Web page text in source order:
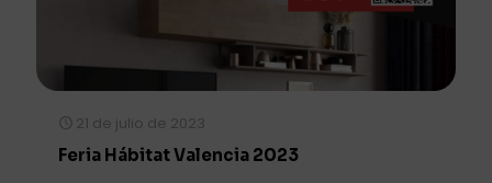
21 de julio de 2023
Feria Hábitat Valencia 2023